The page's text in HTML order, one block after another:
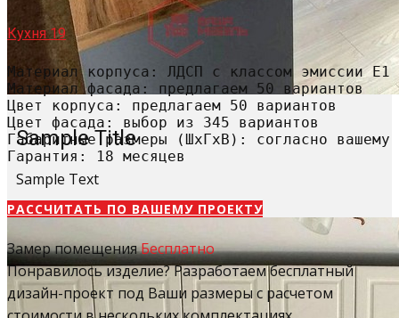
Sample Title
Sample Text
Кухня 19
Материал корпуса: ЛДСП с классом эмиссии Е1
Материал фасада: предлагаем 50 вариантов
Цвет корпуса: предлагаем 50 вариантов
Цвет фасада: выбор из 345 вариантов
Габаритные размеры (ШхГхВ): согласно вашему
Гарантия: 18 месяцев
РАССЧИТАТЬ​ ПО ВАШЕМУ ПРОЕКТУ
Замер помещенияБесплатно
Понравилось изделие? Разработаем бесплатный
дизайн-проект под Ваши размеры с расчетом